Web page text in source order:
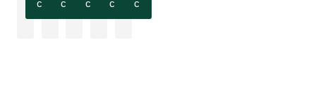
с
с
с
с
с